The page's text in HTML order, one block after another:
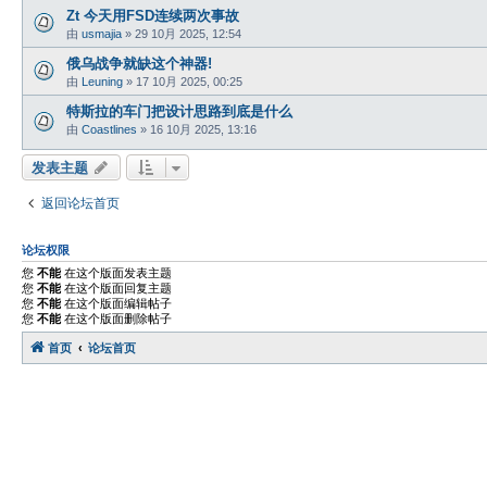
Zt 今天用FSD连续两次事故
由 usmajia » 29 10月 2025, 12:54
俄乌战争就缺这个神器!
由 Leuning » 17 10月 2025, 00:25
特斯拉的车门把设计思路到底是什么
由 Coastlines » 16 10月 2025, 13:16
发表主题
返回论坛首页
论坛权限
您 不能 在这个版面发表主题
您 不能 在这个版面回复主题
您 不能 在这个版面编辑帖子
您 不能 在这个版面删除帖子
首页 论坛首页